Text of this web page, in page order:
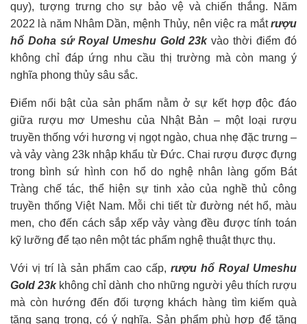
quy), tượng trưng cho sự bảo vệ và chiến thắng. Năm
2022 là năm Nhâm Dần, mệnh Thủy, nên việc ra mắtrượu
hổ Doha sứ Royal Umeshu Gold 23kvào thời điểm đó
không chỉ đáp ứng nhu cầu thị trường mà còn mang ý
nghĩa phong thủy sâu sắc.
Điểm nổi bật của sản phẩm nằm ở sự kết hợp độc đáo
giữa rượu mơ Umeshu của Nhật Bản – một loại rượu
truyền thống với hương vị ngọt ngào, chua nhẹ đặc trưng –
và vảy vàng 23k nhập khẩu từ Đức. Chai rượu được đựng
trong bình sứ hình con hổ do nghệ nhân làng gốm Bát
Tràng chế tác, thể hiện sự tinh xảo của nghề thủ công
truyền thống Việt Nam. Mỗi chi tiết từ đường nét hổ, màu
men, cho đến cách sắp xếp vảy vàng đều được tính toán
kỹ lưỡng để tạo nên một tác phẩm nghệ thuật thực thụ.
Với vị trí là sản phẩm cao cấp, rượu hổ Royal Umeshu
Gold 23kkhông chỉ dành cho những người yêu thích rượu
mà còn hướng đến đối tượng khách hàng tìm kiếm quà
tặng sang trọng, có ý nghĩa. Sản phẩm phù hợp để tặng